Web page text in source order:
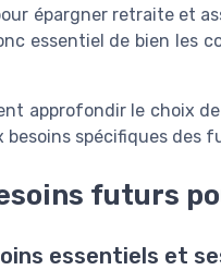
épargner retraite et
essentiel de bien les
approfondir le choix
besoins spécifiques des
futurs
essentiels et